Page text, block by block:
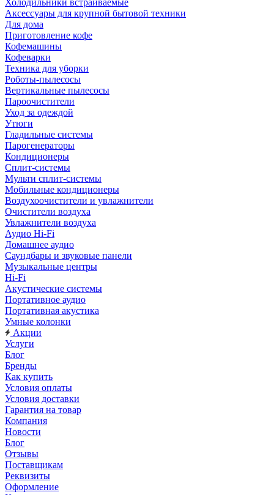
Холодильники встраиваемые
Аксессуары для крупной бытовой техники
Для дома
Приготовление кофе
Кофемашины
Кофеварки
Техника для уборки
Роботы-пылесосы
Вертикальные пылесосы
Пароочистители
Уход за одеждой
Утюги
Гладильные системы
Парогенераторы
Кондиционеры
Сплит-системы
Мульти сплит-системы
Мобильные кондиционеры
Воздухоочистители и увлажнители
Очистители воздуха
Увлажнители воздуха
Аудио Hi-Fi
Домашнее аудио
Саундбары и звуковые панели
Музыкальные центры
Hi-Fi
Акустические системы
Портативное аудио
Портативная акустика
Умные колонки
Акции
Услуги
Блог
Бренды
Как купить
Условия оплаты
Условия доставки
Гарантия на товар
Компания
Новости
Блог
Отзывы
Поставщикам
Реквизиты
Оформление